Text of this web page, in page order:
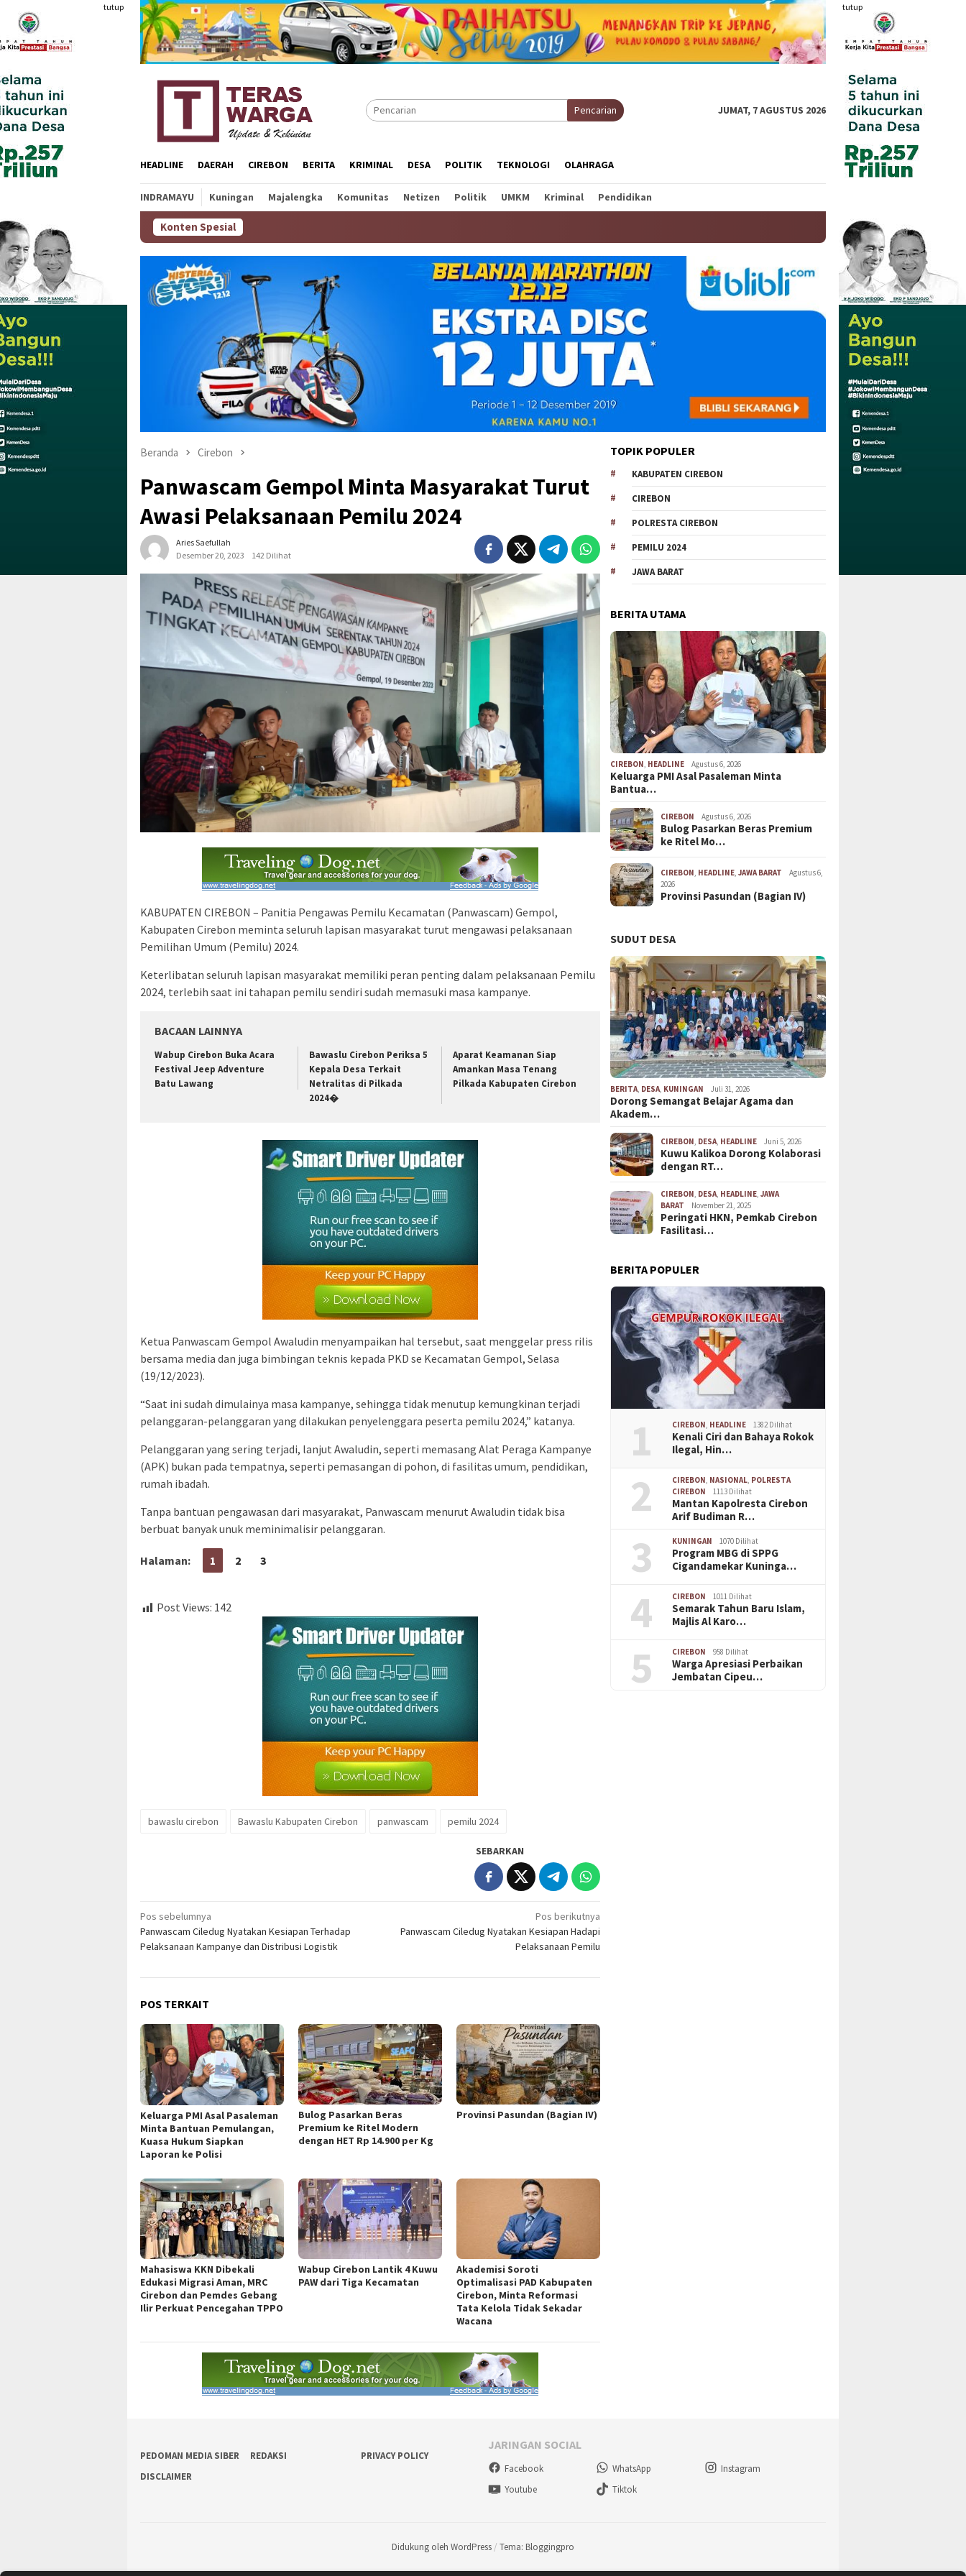
Loncat
konten
tutup tutup
Pencarian JUMAT, 7 AGUSTUS 2026
HEADLINE DAERAH CIREBON BERITA KRIMINAL DESA POLITIK TEKNOLOGI OLAHRAGA
INDRAMAYU Kuningan Majalengka Komunitas Netizen Politik UMKM Kriminal Pendidikan
Konten Spesial
Beranda Cirebon
Panwascam Gempol Minta Masyarakat Turut
Awasi Pelaksanaan Pemilu 2024
Aries Saefullah
Desember 20, 2023
142 Dilihat
KABUPATEN CIREBON – Panitia Pengawas Pemilu Kecamatan (Panwascam) Gempol,
Kabupaten Cirebon meminta seluruh lapisan masyarakat turut mengawasi pelaksanaan
Pemilihan Umum (Pemilu) 2024.
Keterlibatan seluruh lapisan masyarakat memiliki peran penting dalam pelaksanaan Pemilu
2024, terlebih saat ini tahapan pemilu sendiri sudah memasuki masa kampanye.
BACAAN LAINNYA
Wabup Cirebon Buka Acara
Festival Jeep Adventure
Batu Lawang
Bawaslu Cirebon Periksa 5
Kepala Desa Terkait
Netralitas di Pilkada
2024�
Aparat Keamanan Siap
Amankan Masa Tenang
Pilkada Kabupaten Cirebon
Ketua Panwascam Gempol Awaludin menyampaikan hal tersebut, saat menggelar press rilis
bersama media dan juga bimbingan teknis kepada PKD se Kecamatan Gempol, Selasa
(19/12/2023).
“Saat ini sudah dimulainya masa kampanye, sehingga tidak menutup kemungkinan terjadi
pelanggaran-pelanggaran yang dilakukan penyelenggara peserta pemilu 2024,” katanya.
Pelanggaran yang sering terjadi, lanjut Awaludin, seperti memasang Alat Peraga Kampanye
(APK) bukan pada tempatnya, seperti pemasangan di pohon, di fasilitas umum, pendidikan,
rumah ibadah.
Tanpa bantuan pengawasan dari masyarakat, Panwascam menurut Awaludin tidak bisa
berbuat banyak unuk meminimalisir pelanggaran.
Halaman: 1 2 3
Post Views: 142
bawaslu cirebon Bawaslu Kabupaten Cirebon panwascam pemilu 2024
SEBARKAN
Navigasi
pos
Pos sebelumnya
Panwascam Ciledug Nyatakan Kesiapan Terhadap
Pelaksanaan Kampanye dan Distribusi Logistik
Pos berikutnya
Panwascam Ciledug Nyatakan Kesiapan Hadapi
Pelaksanaan Pemilu
POS TERKAIT
Keluarga PMI Asal Pasaleman
Minta Bantuan Pemulangan,
Kuasa Hukum Siapkan
Laporan ke Polisi
Bulog Pasarkan Beras
Premium ke Ritel Modern
dengan HET Rp 14.900 per Kg
Provinsi Pasundan (Bagian IV)
Mahasiswa KKN Dibekali
Edukasi Migrasi Aman, MRC
Cirebon dan Pemdes Gebang
Ilir Perkuat Pencegahan TPPO
Wabup Cirebon Lantik 4 Kuwu
PAW dari Tiga Kecamatan
Akademisi Soroti
Optimalisasi PAD Kabupaten
Cirebon, Minta Reformasi
Tata Kelola Tidak Sekadar
Wacana
TOPIK POPULER
KABUPATEN CIREBON
CIREBON
POLRESTA CIREBON
PEMILU 2024
JAWA BARAT
BERITA UTAMA
CIREBON, HEADLINE Agustus 6, 2026
Keluarga PMI Asal Pasaleman Minta
Bantua…
CIREBON Agustus 6, 2026
Bulog Pasarkan Beras Premium
ke Ritel Mo…
CIREBON, HEADLINE,JAWA BARAT
Agustus 6,
2026
Provinsi Pasundan (Bagian IV)
SUDUT DESA
BERITA, DESA, KUNINGAN Juli 31, 2026
Dorong Semangat Belajar Agama dan
Akadem…
CIREBON, DESA, HEADLINE Juni 5, 2026
Kuwu Kalikoa Dorong Kolaborasi
dengan RT…
CIREBON, DESA, HEADLINE,JAWA
BARAT
November 21, 2025
Peringati HKN, Pemkab Cirebon
Fasilitasi…
BERITA POPULER
1 CIREBON HEADLINE 1382 Dilihat
Kenali Ciri dan Bahaya Rokok
Ilegal, Hin…
2 CIREBON NASIONAL POLRESTA
CIREBON
1113 Dilihat
Mantan Kapolresta Cirebon
Arif Budiman R…
3 KUNINGAN 1070 Dilihat
Program MBG di SPPG
Cigandamekar Kuninga…
4 CIREBON 1011 Dilihat
Semarak Tahun Baru Islam,
Majlis Al Karo…
5 CIREBON 958 Dilihat
Warga Apresiasi Perbaikan
Jembatan Cipeu…
PEDOMAN MEDIA SIBER REDAKSI
PRIVACY POLICY
DISCLAIMER
JARINGAN SOCIAL
Facebook WhatsApp
Instagram
Youtube
Tiktok
Didukung oleh WordPress / Tema: Bloggingpro